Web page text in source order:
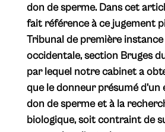
don de sperme. Dans cet
fait référence à ce jugement
Tribunal de première
occidentale, section Bruges
par lequel notre cabinet a
que le donneur présumé d'un
don de sperme et à la
biologique, soit contraint de